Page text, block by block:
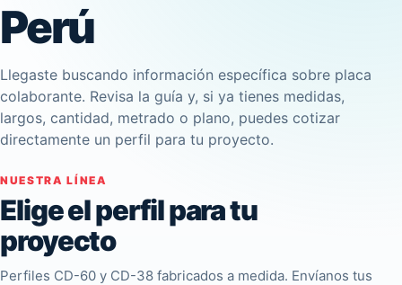
Perú
Llegaste buscando información específica sobre placa
colaborante. Revisa la guía y, si ya tienes medidas,
largos, cantidad, metrado o plano, puedes cotizar
directamente un perfil para tu proyecto.
NUESTRA LÍNEA
Elige el perfil para tu
proyecto
Perfiles CD-60 y CD-38 fabricados a medida. Envíanos tus